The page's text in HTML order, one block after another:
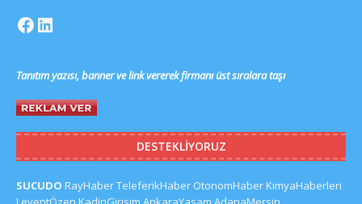
Tanıtım yazısı, banner ve link vererek firmanı üst sıralara taşı
DESTEKLIYORUZ
SUCUDO RayHaberTeleferikHaber OtonomHaberKimyaHaberleri